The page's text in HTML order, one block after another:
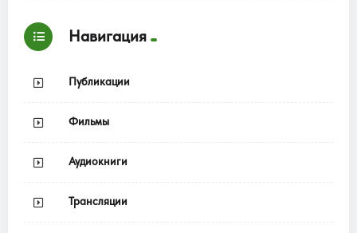
Навигация
Публикации
Фильмы
Аудиокниги
Трансляции